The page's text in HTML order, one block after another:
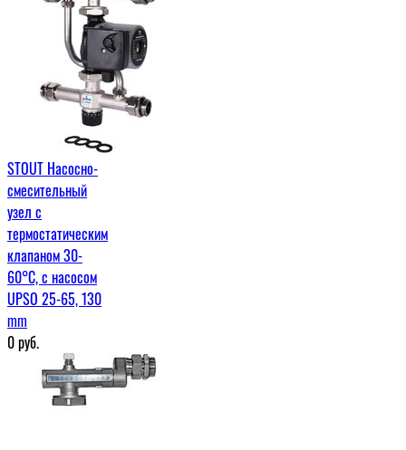
STOUT Насосно-
смесительный
узел с
термостатическим
клапаном 30-
60°C, с насосом
UPSO 25-65, 130
mm
0руб.